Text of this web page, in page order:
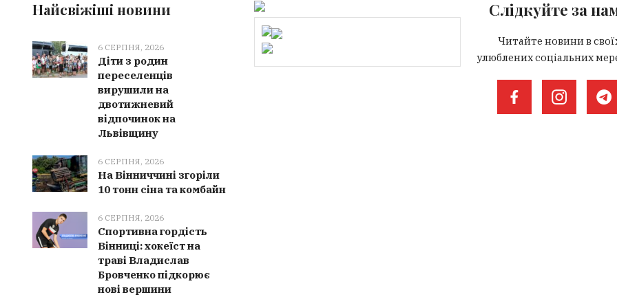
Найсвіжіші новини
6 СЕРПНЯ, 2026
Діти з родин
переселенців
вирушили на
двотижневий
відпочинок на
Львівщину
6 СЕРПНЯ, 2026
На Вінниччині згоріли
10 тонн сіна та комбайн
6 СЕРПНЯ, 2026
Спортивна гордість
Вінниці: хокеїст на
траві Владислав
Бровченко підкорює
нові вершини
Слідкуйте за
Читайте новини в
улюблених соціальних